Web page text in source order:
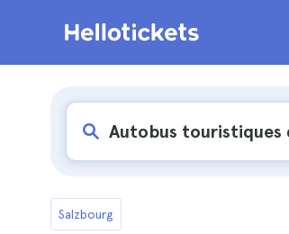
Salzbourg